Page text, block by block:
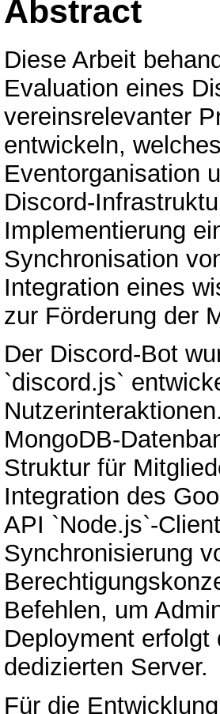
Abstract
Diese Arbeit
Evaluation eines
vereinsrelevanter
entwickeln,
Eventorganisation
Discord-
Implementierung
Synchronisation
Integration eines
zur Förderung der
Der Discord-Bot
`discord.js`
MongoDB-
Struktur für
Integration des
API `Node.js`-
Synchronisierung
Befehlen, um
Deployment
dedizierten Server.
Für die